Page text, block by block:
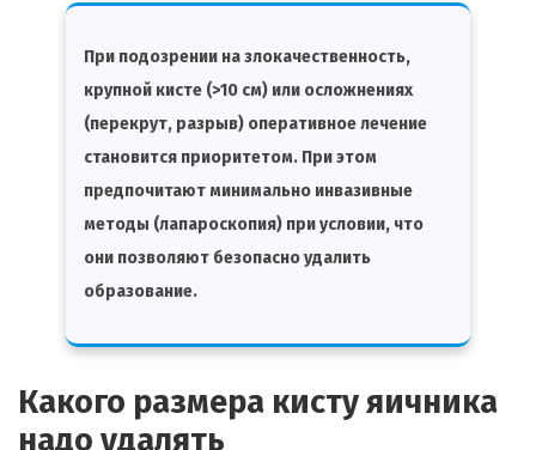
При подозрении на злокачественность,
крупной кисте (>10 см) или осложнениях
(перекрут, разрыв) оперативное лечение
становится приоритетом. При этом
предпочитают минимально инвазивные
методы (лапароскопия) при условии, что
они позволяют безопасно удалить
образование.
Какого размера кисту яичника
надо удалять